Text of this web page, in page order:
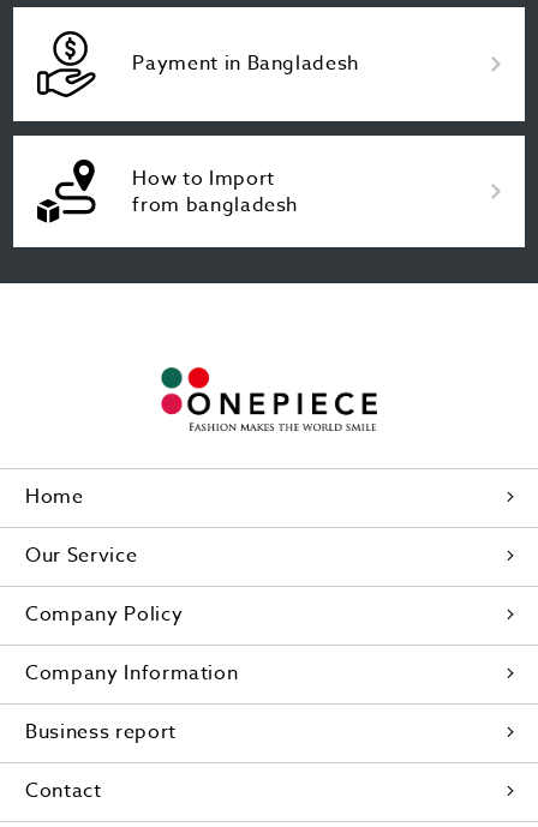
Payment in Bangladesh
How to Import
from bangladesh
Home
Our Service
Company Policy
Company Information
Business report
Contact